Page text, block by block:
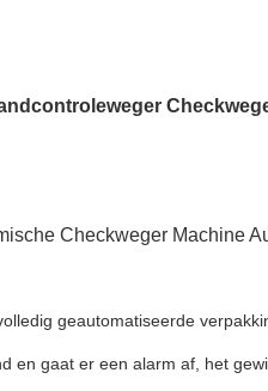
Checkweger Machine
geautomatiseerde
en gaat er een alarm af, het